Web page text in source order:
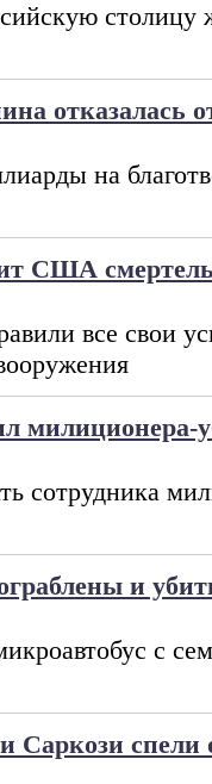
столицу
отказалась
на
США
все свои
милиционера-
сотрудника
и
с
Саркози спели